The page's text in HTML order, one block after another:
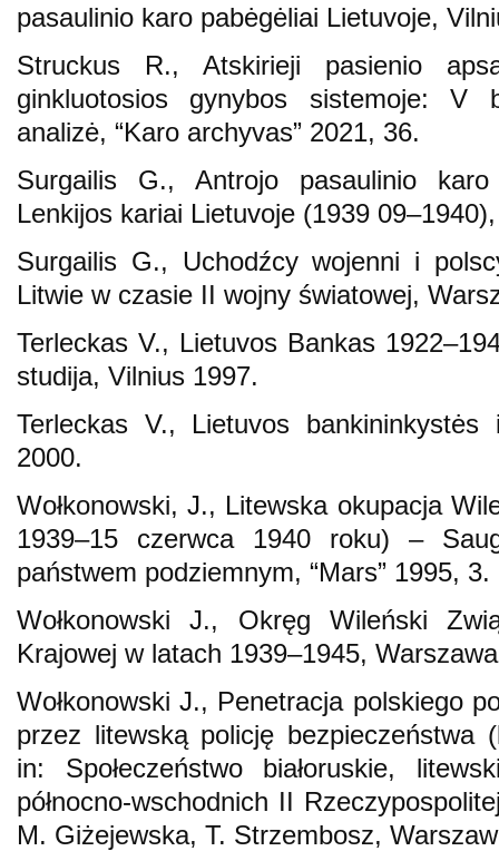
pasaulinio karo pabėgėliai Lietuvoje,
Struckus R., Atskirieji pasienio
ginkluotosios gynybos sistemoje: V
analizė, “Karo archyvas” 2021, 36.
Surgailis G., Antrojo pasaulinio
Lenkijos kariai Lietuvoje (1939
Surgailis G., Uchodźcy wojenni i
Litwie w czasie II wojny światowej,
Terleckas V., Lietuvos Bankas
studija, Vilnius 1997.
Terleckas V., Lietuvos bankininkystės
2000.
Wołkonowski, J., Litewska okupacja
1939–15 czerwca 1940 roku) –
państwem podziemnym, “Mars” 1995, 3.
Wołkonowski J., Okręg Wileński
Krajowej w latach 1939–1945,
Wołkonowski J., Penetracja polskiego
przez litewską policję bezpieczeństwa
in: Społeczeństwo białoruskie,
północno-wschodnich II
M. Giżejewska, T. Strzembosz,